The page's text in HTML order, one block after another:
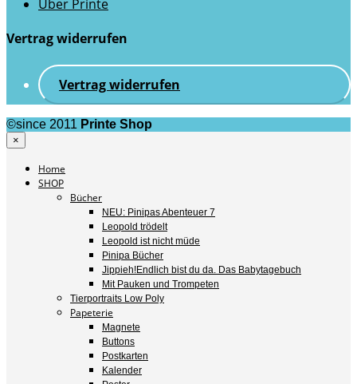
Über Printe
Vertrag widerrufen
Vertrag widerrufen
©since 2011 Printe Shop
×
Home
SHOP
Bücher
NEU: Pinipas Abenteuer 7
Leopold trödelt
Leopold ist nicht müde
Pinipa Bücher
Jippieh!Endlich bist du da. Das Babytagebuch
Mit Pauken und Trompeten
Tierportraits Low Poly
Papeterie
Magnete
Buttons
Postkarten
Kalender